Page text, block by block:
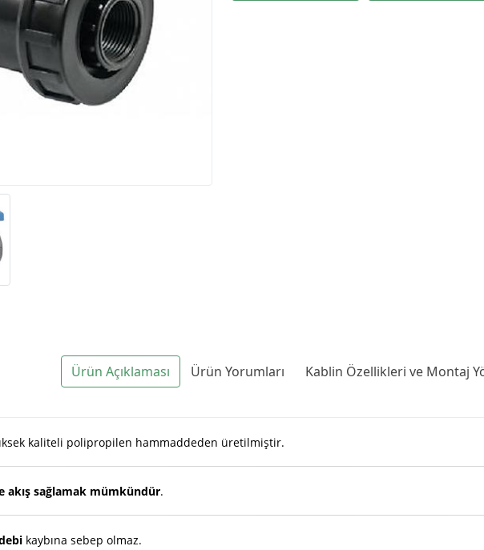
Ürün Açıklaması Ürün Yorumları Kablin Özellikleri ve Montaj
kaliteli polipropilen hammaddeden üretilmiştir.
akış sağlamak mümkündür.
kaybına sebep olmaz.